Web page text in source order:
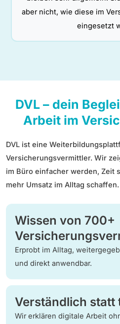
aber nicht, wie diese im
eingesetzt
DVL – dein
Arbeit im
DVL ist eine
Versicherungsvermittler. Wir
im Büro einfacher werden, Zeit
mehr Umsatz im Alltag schaffen.
Wissen von 700+
Erprobt im Alltag,
und direkt anwendbar.
Verständlich statt
Wir erklären digitale Arbeit